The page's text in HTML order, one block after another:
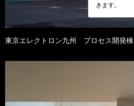
きます。
東京エレクトロン九州 プロセス開発棟